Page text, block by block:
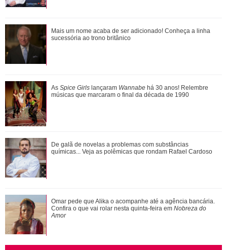
Relembre as vezes que Virginia Fonseca deu um fim a
polêmicas sem rebater diretamente os fat...
Nicolas Prattes exibe boa forma durante corrida na orla da
Barra da Tijuca
Grávida, Sabrina Sato faz chamada de vídeo com Nicolas
Prattes durante ultrassom
As Spice Girls lançaram Wannabe há 30 anos! Relembre
músicas que marcaram o final da déca...
Mais um nome acaba de ser adicionado! Conheça a linha
sucessória ao trono britânico
As Spice Girls lançaram Wannabe há 30 anos! Relembre
músicas que marcaram o final da década de 1990
De galã de novelas a problemas com substâncias
químicas... Veja as polêmicas que rondam Rafael Cardoso
Omar pede que Alika o acompanhe até a agência bancária.
Confira o que vai rolar nesta quinta-feira em Nobreza do
Amor